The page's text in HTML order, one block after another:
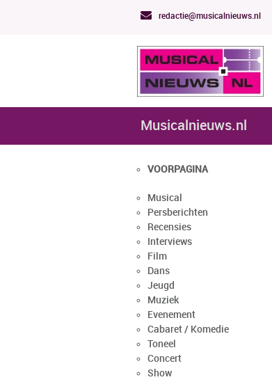
redactie@musicalnieuws.nl
Musicalnieuws.nl
VOORPAGINA
Musical
Persberichten
Recensies
Interviews
Film
Dans
Jeugd
Muziek
Evenement
Cabaret / Komedie
Toneel
Concert
Show